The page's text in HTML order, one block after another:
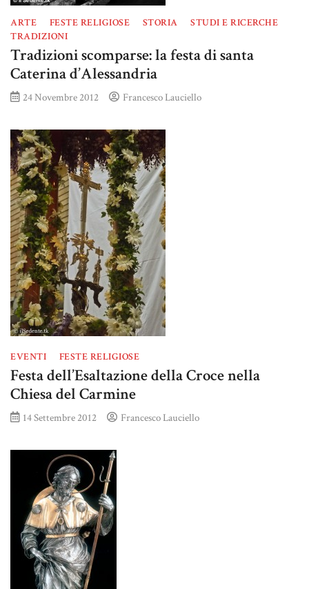
ARTE FESTE RELIGIOSE STORIA
STUDI E RICERCHE
TRADIZIONI
Tradizioni scomparse: la festa di santa
Caterina d’Alessandria
24 Novembre 2012 Francesco Lauciello
EVENTI FESTE RELIGIOSE
Festa dell’Esaltazione della Croce nella
Chiesa del Carmine
14 Settembre 2012 Francesco Lauciello